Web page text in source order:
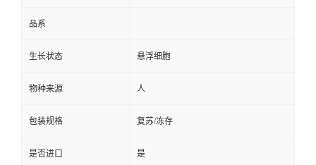
品系
生长状态 悬浮细胞
物种来源 人
包装规格 复苏/冻存
是否进口 是